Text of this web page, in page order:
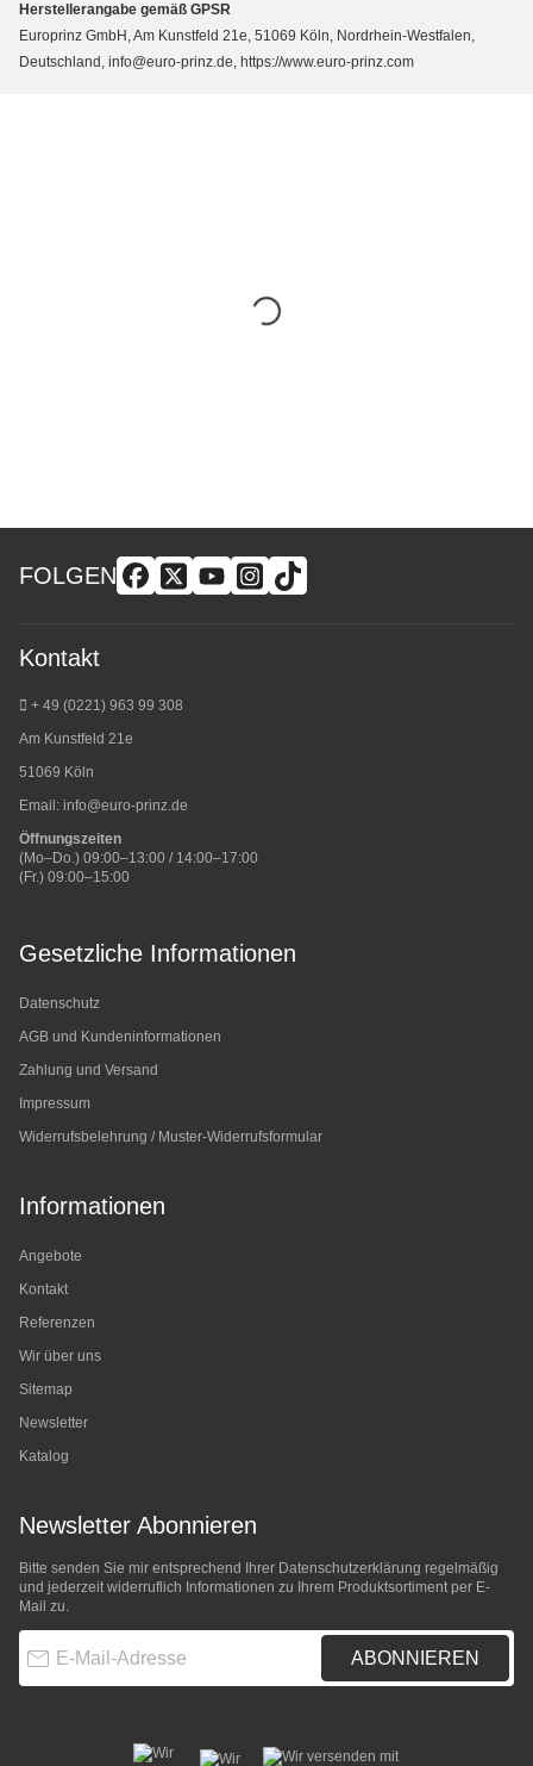
Herstellerangabe gemäß GPSR
Europrinz GmbH, Am Kunstfeld 21e, 51069 Köln, Nordrhein-Westfalen,
Deutschland, info@euro-prinz.de, https://www.euro-prinz.com
FOLGEN
Kontakt
+ 49 (0221) 963 99 308
Am Kunstfeld 21e
51069 Köln
Email: info@euro-prinz.de
Öffnungszeiten
(Mo–Do.) 09:00–13:00 / 14:00–17:00
(Fr.) 09:00–15:00
Gesetzliche Informationen
Datenschutz
AGB und Kundeninformationen
Zahlung und Versand
Impressum
Widerrufsbelehrung / Muster-Widerrufsformular
Informationen
Angebote
Kontakt
Referenzen
Wir über uns
Sitemap
Newsletter
Katalog
Newsletter Abonnieren
Bitte senden Sie mir entsprechend Ihrer Datenschutzerklärung regelmäßig
und jederzeit widerruflich Informationen zu Ihrem Produktsortiment per E-
Mail zu.
ABONNIEREN